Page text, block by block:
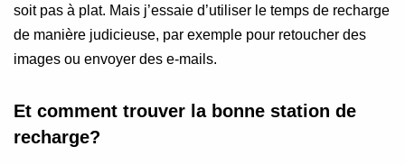
soit pas à plat. Mais j’essaie d’utiliser le temps de recharge
de manière judicieuse, par exemple pour retoucher des
images ou envoyer des e-mails.
Et comment trouver la bonne station de
recharge?